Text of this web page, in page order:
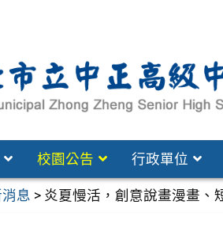
校園公告 行政單位
息 > 炎夏慢活，創意說畫漫畫、